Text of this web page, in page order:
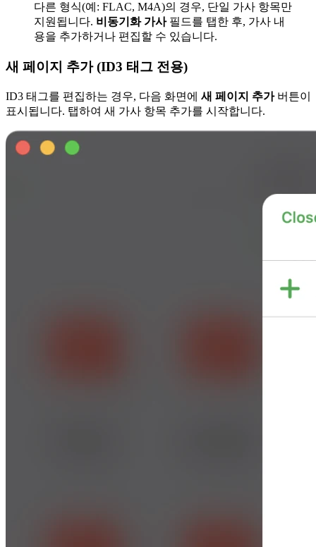
다른 형식(예: FLAC, M4A)의 경우, 단일 가사 항목만
지원됩니다. 비동기화 가사필드를 탭한 후, 가사 내
용을 추가하거나 편집할 수 있습니다.
새 페이지 추가 (ID3 태그 전용)
ID3 태그를 편집하는 경우, 다음 화면에 새 페이지 추가버튼이
표시됩니다. 탭하여 새 가사 항목 추가를 시작합니다.